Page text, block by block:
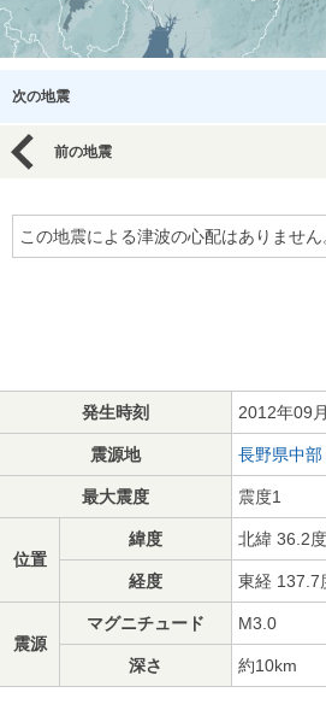
次の地震
前の地震
この地震による津波の心配はありません
発生時刻 2012年09
震源地 長野県中部
最大震度 震度1
位置
緯度 北緯 36.2度
経度 東経 137.7
震源
マグニチュード M3.0
深さ 約10km